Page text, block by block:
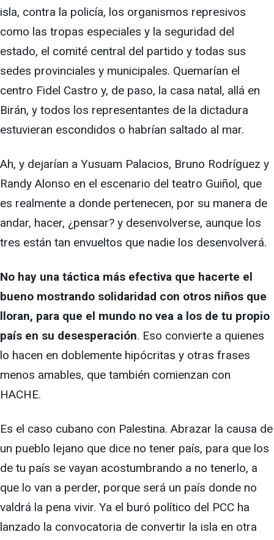
isla, contra la policía, los organismos represivos
como las tropas especiales y la seguridad del
estado, el comité central del partido y todas sus
sedes provinciales y municipales. Quemarían el
centro Fidel Castro y, de paso, la casa natal, allá en
Birán, y todos los representantes de la dictadura
estuvieran escondidos o habrían saltado al mar.
Ah, y dejarían a Yusuam Palacios, Bruno Rodríguez y
Randy Alonso en el escenario del teatro Guiñol, que
es realmente a donde pertenecen, por su manera de
andar, hacer, ¿pensar? y desenvolverse, aunque los
tres están tan envueltos que nadie los desenvolverá.
No hay una táctica más efectiva que hacerte el
bueno mostrando solidaridad con otros niños que
lloran, para que el mundo no vea a los de tu propio
país en su desesperación. Eso convierte a quienes
lo hacen en doblemente hipócritas y otras frases
menos amables, que también comienzan con
HACHE.
Es el caso cubano con Palestina. Abrazar la causa de
un pueblo lejano que dice no tener país, para que los
de tu país se vayan acostumbrando a no tenerlo, a
que lo van a perder, porque será un país donde no
valdrá la pena vivir. Ya el buró político del PCC ha
lanzado la convocatoria de convertir la isla en otra